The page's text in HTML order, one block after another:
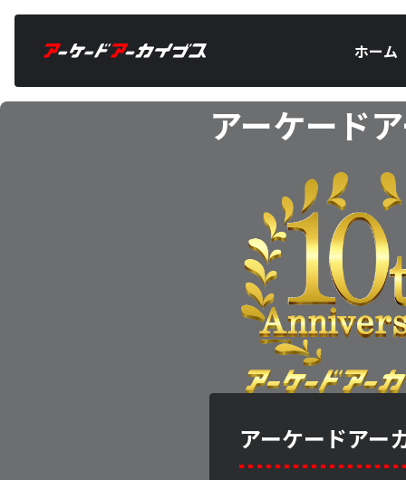
ホーム
アーケード
アーケードアー